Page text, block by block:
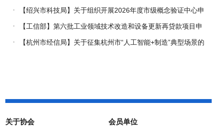
究专项（试点）项目指南
【绍兴市科技局】关于组织开展2026年度市级概念验证中心申
报工作的通知
【工信部】第六批工业领域技术改造和设备更新再贷款项目申
报工作启动
【杭州市经信局】关于征集杭州市“人工智能+制造”典型场景的
关于协会 会员单位